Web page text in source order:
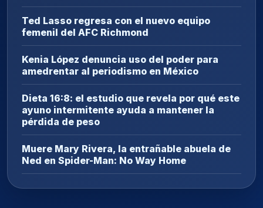
Ted Lasso regresa con el nuevo equipo
femenil del AFC Richmond
Kenia López denuncia uso del poder para
amedrentar al periodismo en México
Dieta 16:8: el estudio que revela por qué este
ayuno intermitente ayuda a mantener la
pérdida de peso
Muere Mary Rivera, la entrañable abuela de
Ned en Spider-Man: No Way Home